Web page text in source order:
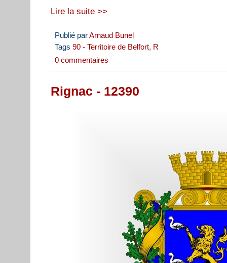
Lire la suite >>
Publié parArnaud Bunel
Tags 90 - Territoire de Belfort, R
0 commentaires
Rignac - 12390